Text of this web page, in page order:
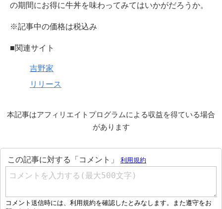
の期間にお得に牛丼を味わってみてはいかがだろうか。
※記事中の価格は税込み
■関連サイト
吉野家
リリース
本記事はアフィリエイトプログラムによる収益を得ている場合
があります